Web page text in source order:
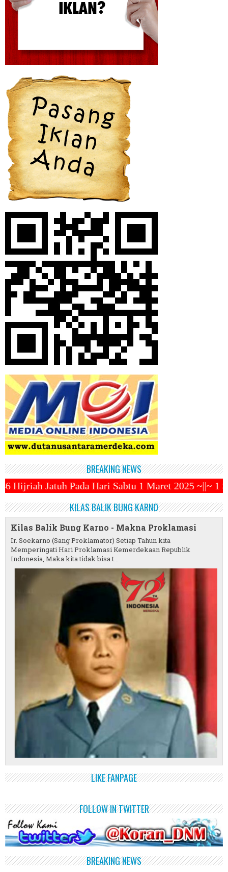
BREAKING NEWS
Sabtu 1 Maret 2025 ~||~ 1 Syawal Jatuh
KILAS BALIK BUNG KARNO
Kilas Balik Bung Karno - Makna Proklamasi
Ir. Soekarno (Sang Proklamator) Setiap Tahun kita
Memperingati Hari Proklamasi Kemerdekaan Republik
Indonesia, Maka kita tidak bisa t...
LIKE FANPAGE
FOLLOW IN TWITTER
BREAKING NEWS